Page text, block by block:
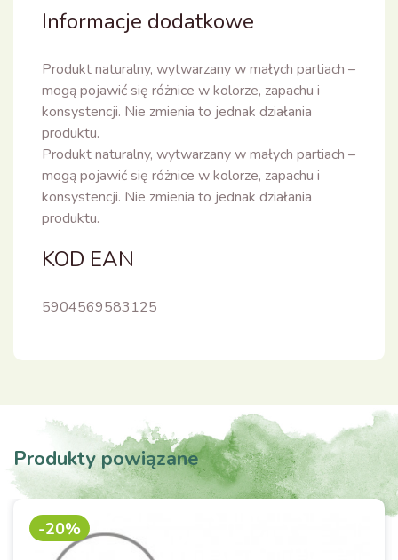
Informacje dodatkowe
Produkt naturalny, wytwarzany w małych partiach –
mogą pojawić się różnice w kolorze, zapachu i
konsystencji. Nie zmienia to jednak działania
produktu.
Produkt naturalny, wytwarzany w małych partiach –
mogą pojawić się różnice w kolorze, zapachu i
konsystencji. Nie zmienia to jednak działania
produktu.
KOD EAN
5904569583125
Produkty powiązane
-20%